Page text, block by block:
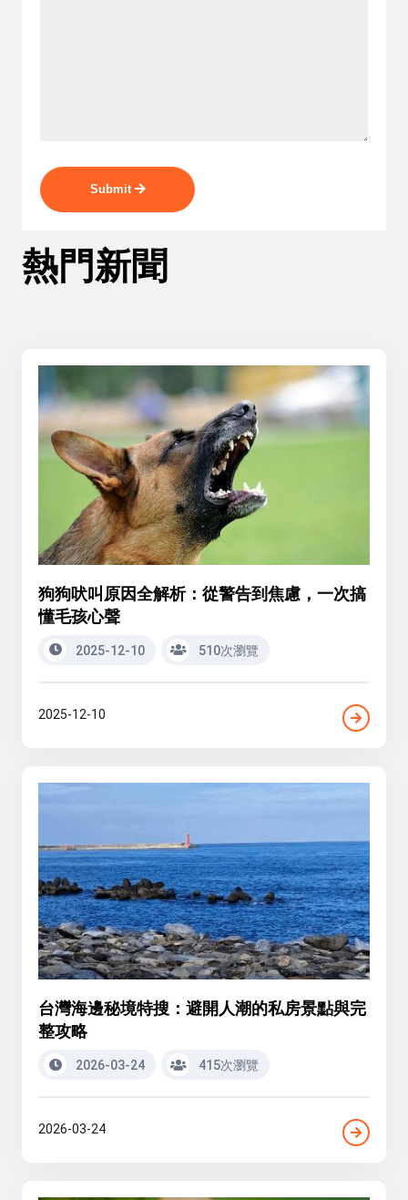
Submit
熱門新聞
狗狗吠叫原因全解析：從警告到焦慮，一次搞
懂毛孩心聲
2025-12-10 510次瀏覽
2025-12-10
台灣海邊秘境特搜：避開人潮的私房景點與完
整攻略
2026-03-24 415次瀏覽
2026-03-24